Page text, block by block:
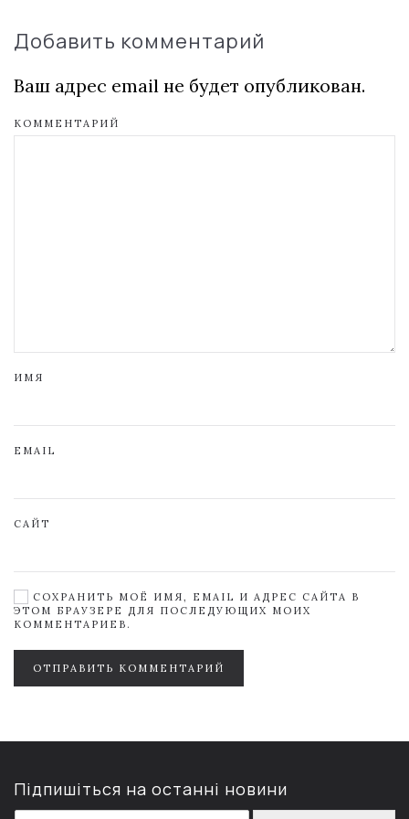
Добавить комментарий
Ваш адрес email не будет опубликован.
КОММЕНТАРИЙ
ИМЯ
EMAIL
САЙТ
СОХРАНИТЬ МОЁ ИМЯ, EMAIL И АДРЕС САЙТА В
ЭТОМ БРАУЗЕРЕ ДЛЯ ПОСЛЕДУЮЩИХ МОИХ
КОММЕНТАРИЕВ.
ОТПРАВИТЬ КОММЕНТАРИЙ
Підпишіться на останні новини